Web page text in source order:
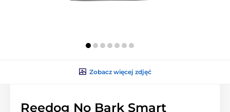
Zobacz więcej zdjęć
Reedog No Bark Smart